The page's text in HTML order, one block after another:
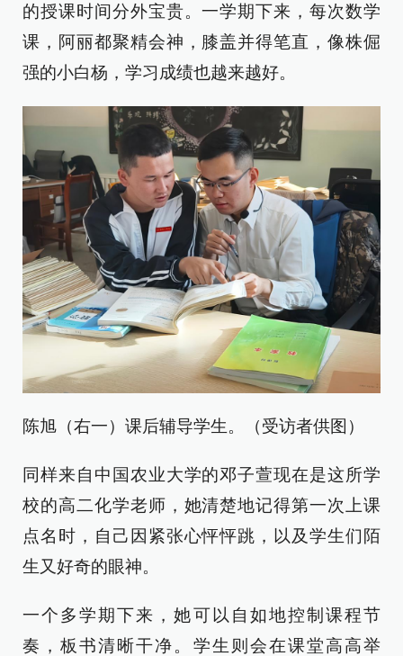
的授课时间分外宝贵。一学期下来，每次数学
课，阿丽都聚精会神，膝盖并得笔直，像株倔
强的小白杨，学习成绩也越来越好。
陈旭（右一）课后辅导学生。（受访者供图）
同样来自中国农业大学的邓子萱现在是这所学
校的高二化学老师，她清楚地记得第一次上课
点名时，自己因紧张心怦怦跳，以及学生们陌
生又好奇的眼神。
一个多学期下来，她可以自如地控制课程节
奏，板书清晰干净。学生则会在课堂高高举